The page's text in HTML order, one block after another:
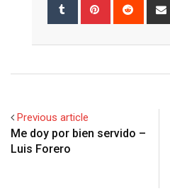
Tumblr Pinterest Reddit
Previous article
Me doy por bien servido –
Luis Forero